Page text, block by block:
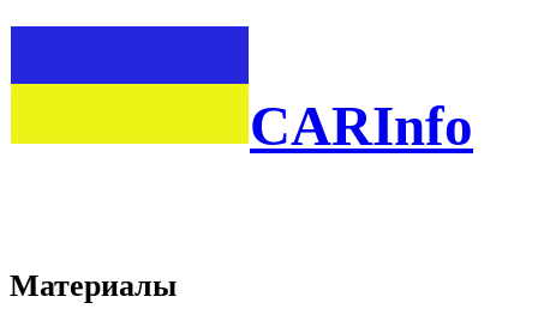
CARInfo
Материалы